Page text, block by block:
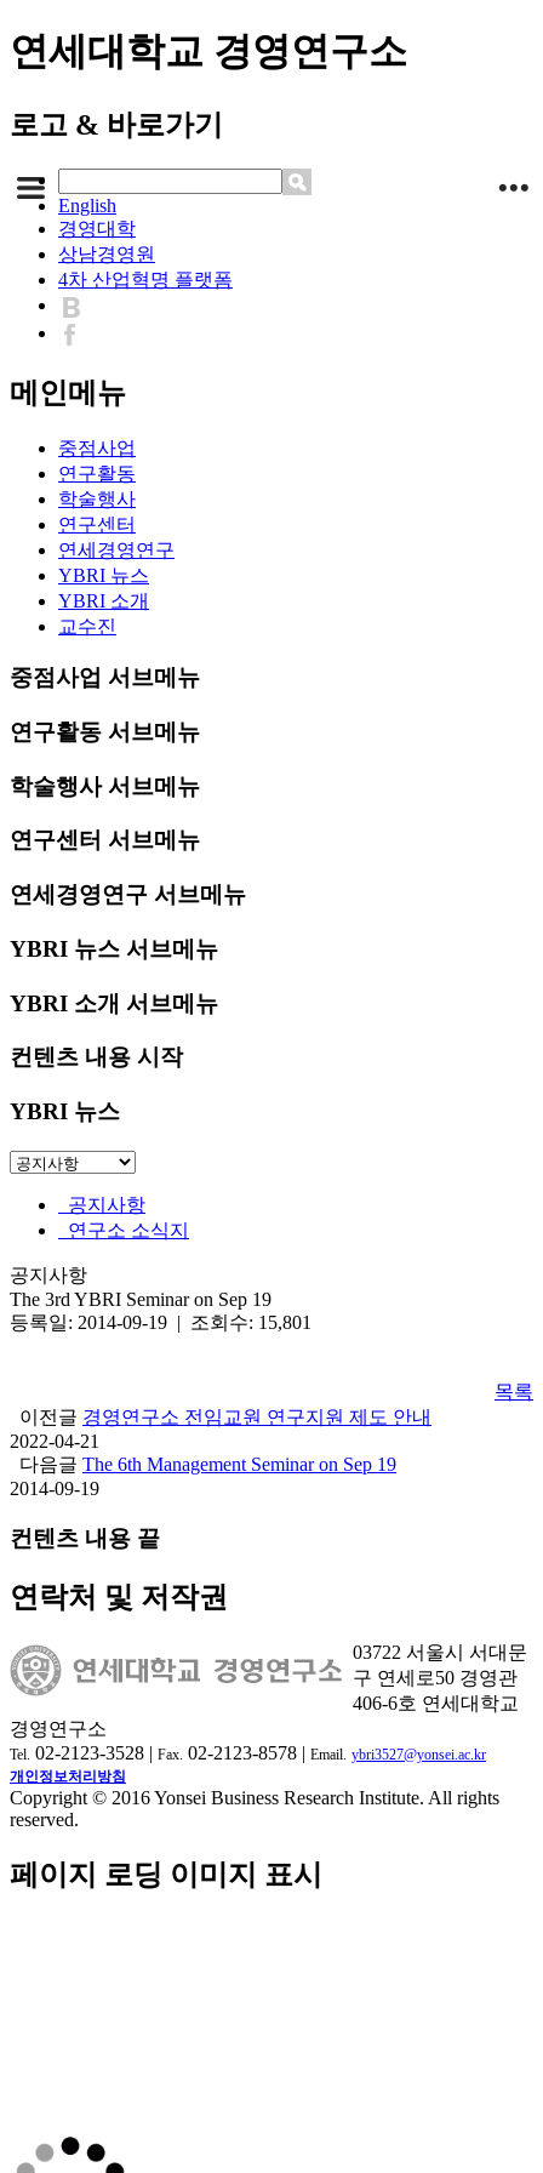
연세대학교 경영연구소
로고 & 바로가기
English
경영대학
상남경영원
4차 산업혁명 플랫폼
메인메뉴
중점사업
연구활동
학술행사
연구센터
연세경영연구
YBRI 뉴스
YBRI 소개
교수진
중점사업 서브메뉴
연구활동 서브메뉴
학술행사 서브메뉴
연구센터 서브메뉴
연세경영연구 서브메뉴
YBRI 뉴스 서브메뉴
YBRI 소개 서브메뉴
컨텐츠 내용 시작
YBRI 뉴스
공지사항
연구소 소식지
공지사항
The 3rd YBRI Seminar on Sep 19
등록일: 2014-09-19 | 조회수: 15,801
목록
이전글 경영연구소 전임교원 연구지원 제도 안내
2022-04-21
다음글 The 6th Management Seminar on Sep 19
2014-09-19
컨텐츠 내용 끝
연락처 및 저작권
03722 서울시 서대문
구 연세로50 경영관
406-6호 연세대학교
경영연구소
Tel. 02-2123-3528 | Fax. 02-2123-8578 | Email. ybri3527@yonsei.ac.kr
개인정보처리방침
Copyright © 2016 Yonsei Business Research Institute. All rights
reserved.
페이지 로딩 이미지 표시